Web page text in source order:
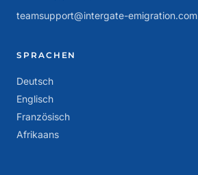
teamsupport@intergate-emigration.com
SPRACHEN
Deutsch
Englisch
Französisch
Afrikaans